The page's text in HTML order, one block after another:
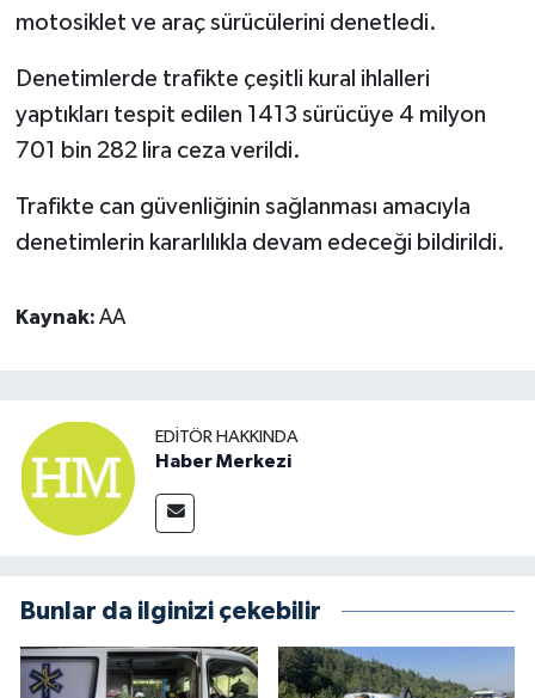
motosiklet ve araç sürücülerini denetledi.
Denetimlerde trafikte çeşitli kural ihlalleri
yaptıkları tespit edilen 1413 sürücüye 4 milyon
701 bin 282 lira ceza verildi.
Trafikte can güvenliğinin sağlanması amacıyla
denetimlerin kararlılıkla devam edeceği bildirildi.
Kaynak: AA
EDITÖR HAKKINDA
Haber Merkezi
Bunlar da ilginizi çekebilir